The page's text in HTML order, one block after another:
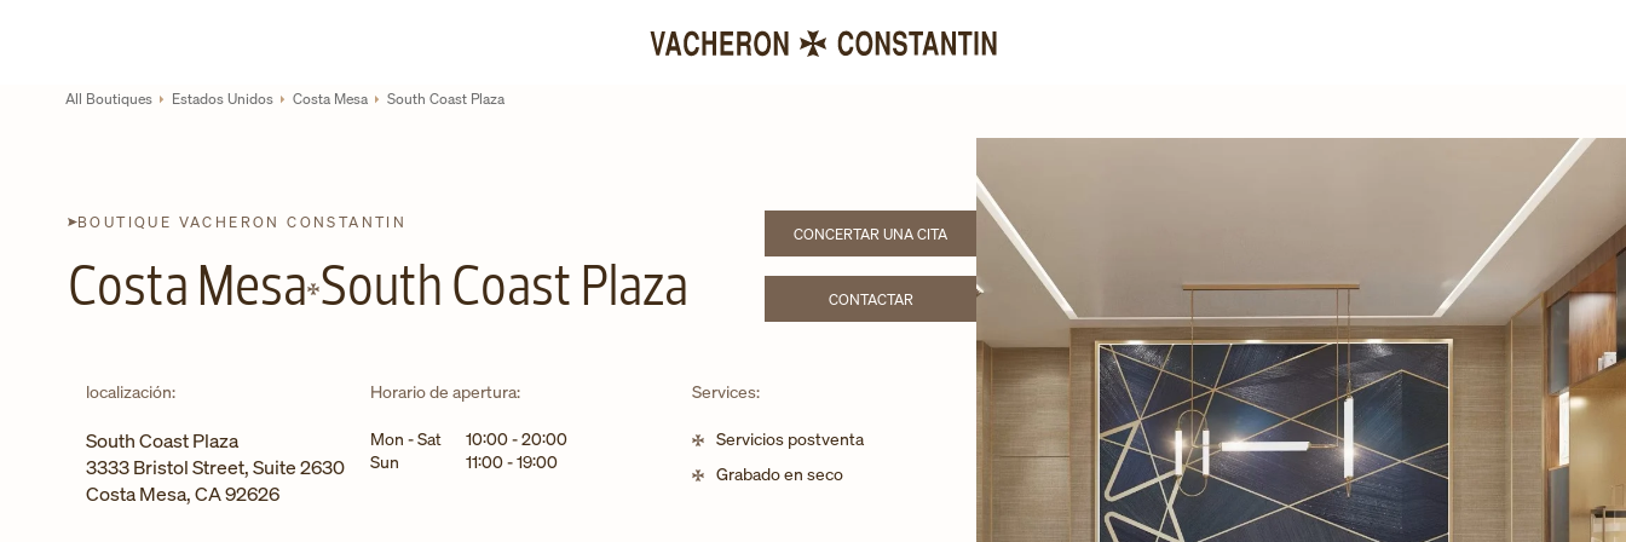
Return to Nav
All Boutiques Estados Unidos Costa Mesa South Coast Plaza
BOUTIQUE VACHERON CONSTANTIN
Costa Mesa South Coast Plaza
CONCERTAR UNA CITALINK OPENS IN NEW TAB
CONTACTARLINK OPENS IN NEW TAB
localización:
South Coast Plaza
3333 Bristol Street, Suite 2630
Costa Mesa,CA92626
Horario de apertura:
Día de la semanaHorarios
Mon - Sat 10:00-20:00
Sun
11:00-19:00
Services:
Servicios postventa
Grabado en seco